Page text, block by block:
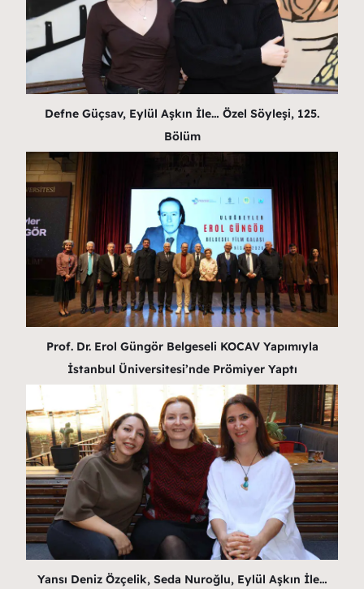
Defne Güçsav, Eylül Aşkın İle… Özel Söyleşi, 125.
Bölüm
Prof. Dr. Erol Güngör Belgeseli KOCAV Yapımıyla
İstanbul Üniversitesi’nde Prömiyer Yaptı
Yansı Deniz Özçelik, Seda Nuroğlu, Eylül Aşkın İle…